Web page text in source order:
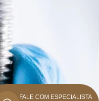
FALE COM ESPECIALISTA